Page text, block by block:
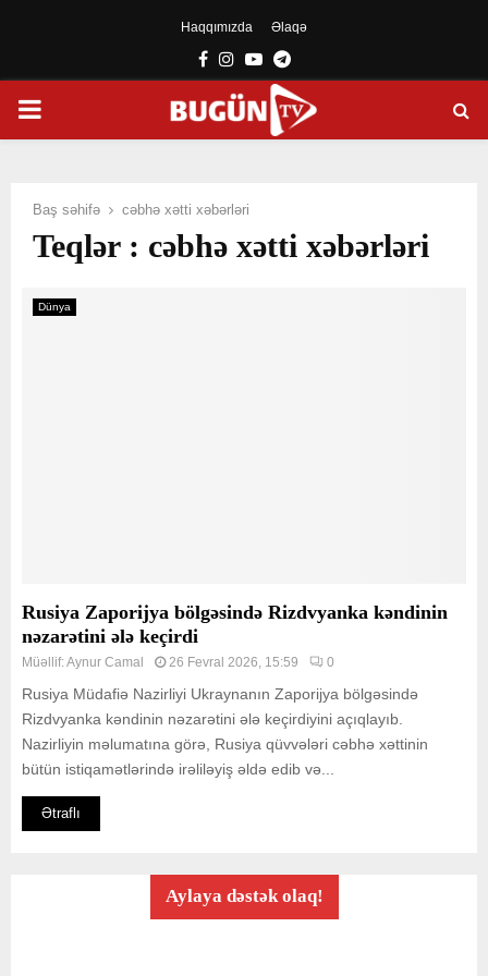
Haqqımızda Əlaqə
Facebook
Instagram
YoutubeTelegram
PRIMARY
Baş səhifə cəbhə xətti xəbərləri
Teqlər : cəbhə xətti xəbərləri
Dünya
Rusiya Zaporijya bölgəsində Rizdvyanka kəndinin
nəzarətini ələ keçirdi
Müəllif:Aynur Camal 26 Fevral 2026, 15:59 0
Rusiya Müdafiə Nazirliyi Ukraynanın Zaporijya bölgəsində
Rizdvyanka kəndinin nəzarətini ələ keçirdiyini açıqlayıb.
Nazirliyin məlumatına görə, Rusiya qüvvələri cəbhə xəttinin
bütün istiqamətlərində irəliləyiş əldə edib və...
Ətraflı
Aylaya dəstək olaq!